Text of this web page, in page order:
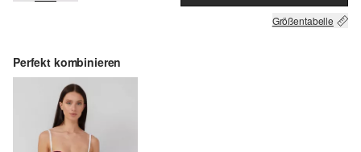
Größentabelle
Perfekt kombinieren